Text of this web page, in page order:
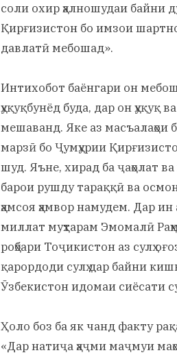
соли охир ҳалношудаи байни
Қирғизистон бо имзои
давлатӣ мебошад».
Интихобот баёнгари он
ҳуқуқбунёд буда, дар он
мешаванд. Яке аз масъалаҳои
марзӣ бо Ҷумҳурии
шуд. Яъне, хирад ба ҷаҳолат
барои рушду тараққӣ ва
ҳамсоя ҳамвор намудем. Дар
миллат муҳтарам Эмомалӣ
роҳбари Тоҷикистон аз сулҳ
қарордоди сулҳ дар байни
Ӯзбекистон идомаи сиёсати
Ҳоло боз ба як чанд факту
«Дар натиҷа ҳаҷми маҷмуи